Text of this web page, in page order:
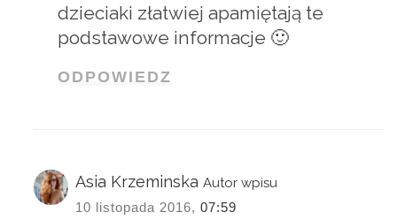
dzieciaki złatwiej apamiętają te
podstawowe informacje 🙂
ODPOWIEDZ
Asia Krzeminska Autor wpisu
10 listopada 2016, 07:59